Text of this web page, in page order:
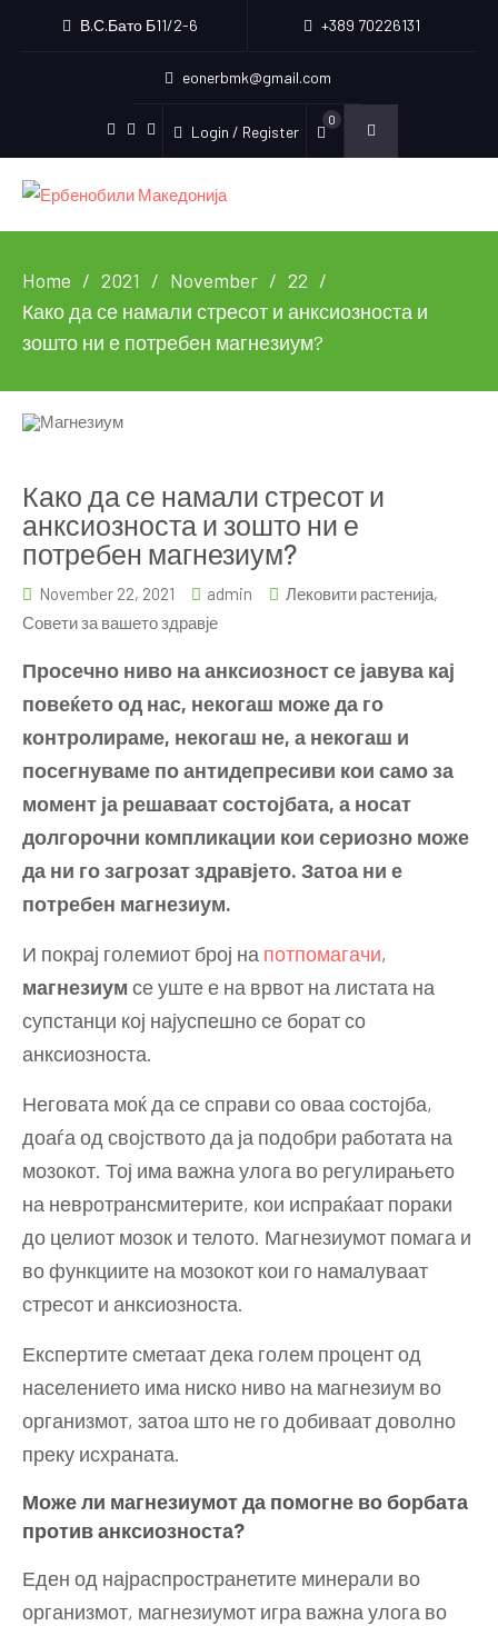
В.С.Бато Б11/2-6 +389 70226131
eonerbmk@gmail.com
Instagram
Youtube
Login / Register
0
Home 2021 November
22
Како да се намали стресот и анксиозноста и
зошто ни е потребен магнезиум?
Како да се намали стресот и
анксиозноста и зошто ни е
потребен магнезиум?
November 22, 2021 admin Лековити растенија,
Совети за вашето здравје
Просечно ниво на анксиозност се јавува кај
повеќето од нас, некогаш може да го
контролираме, некогаш не, а некогаш и
посегнуваме по антидепресиви кои само за
момент ја решаваат состојбата, а носат
долгорочни компликации кои сериозно може
да ни го загрозат здравјето. Затоа ни е
потребен магнезиум.
И покрај големиот број на потпомагачи,
магнезиум се уште е на врвот на листата на
супстанци кој најуспешно се борат со
анксиозноста.
Неговата моќ да се справи со оваа состојба,
доаѓа од својството да ја подобри работата на
мозокот. Тој има важна улога во регулирањето
на невротрансмитерите, кои испраќаат пораки
до целиот мозок и телото. Магнезиумот помага и
во функциите на мозокот кои го намалуваат
стресот и анксиозноста.
Експертите сметаат дека голем процент од
населението има ниско ниво на магнезиум во
организмот, затоа што не го добиваат доволно
преку исхраната.
Може ли магнезиумот да помогне во борбата
против анксиозноста?
Еден од најраспространетите минерали во
организмот, магнезиумот игра важна улога во